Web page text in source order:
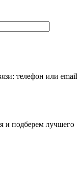
телефон или email
и подберем лучшего